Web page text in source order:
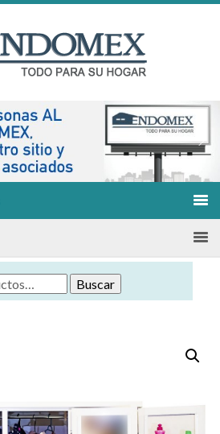
Buscar